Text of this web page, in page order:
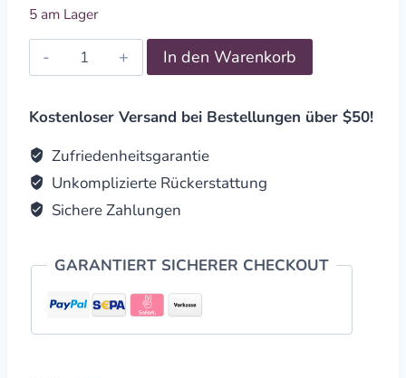
5 am Lager
Suncatcher
Bernstein
Birkenholz
Mond
&
Sterne
quantity
In den Warenkorb
Kostenloser Versand bei Bestellungen über $50!
Zufriedenheitsgarantie
Unkomplizierte Rückerstattung
Sichere Zahlungen
GARANTIERT SICHERER CHECKOUT